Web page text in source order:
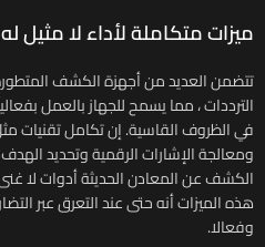
ميزات متكاملة لأداء لا مثيل له
تتضمن العديد من أجهزة الكشف
الترددات ، مما يسمح للجهاز بالعمل
في الظروف القاسية. إن تكامل تقنيات مثل
ومعالجة الإشارات الرقمية وتحديد
الكشف عن المعادن الحديثة أدوات لا
هذه الميزات أنه حتى عند التعرق عبر
وفعالا.